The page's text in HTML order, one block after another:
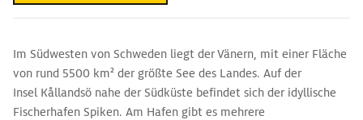
Im Südwesten von Schweden liegt der Vänern, mit einer Fläche
von rund 5500 km² der größte See des Landes. Auf der
Insel Kållandsö nahe der Südküste befindet sich der idyllische
Fischerhafen Spiken. Am Hafen gibt es mehrere